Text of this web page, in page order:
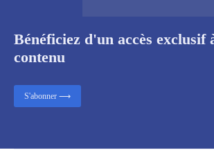
Bénéficiez d'un accès exclusif
contenu
S'abonner ⟶